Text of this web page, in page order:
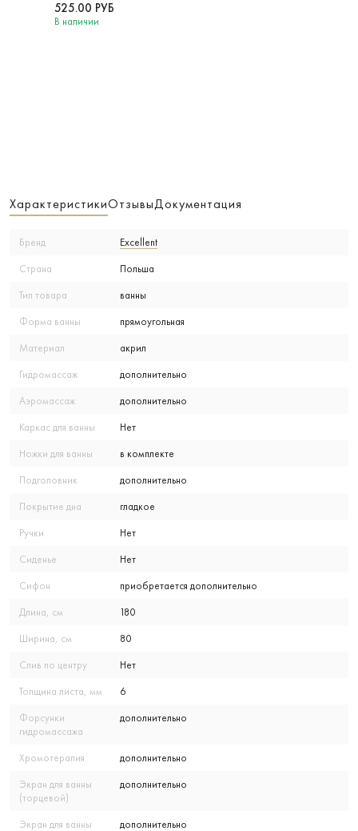
В наличии
525.00 РУБ
ХарактеристикиОтзывыДокументация
Бренд Excellent
Страна Польша
Тип товара ванны
Форма ванны прямоугольная
Материал акрил
Гидромассаж дополнительно
Аэромассаж дополнительно
Каркас для ванны Нет
Ножки для ванны в комплекте
Подголовник дополнительно
Покрытие дна гладкое
Ручки Нет
Сиденье Нет
Сифон приобретается дополнительно
Длина, см 180
Ширина, см 80
Слив по центру Нет
Толщина листа, мм 6
Форсунки
гидромассажа
дополнительно
Хромотерапия дополнительно
Экран для ванны
(торцевой)
дополнительно
Экран для ванны
дополнительно